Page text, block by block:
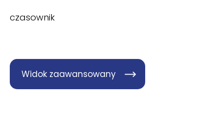
czasownik
Widok zaawansowany